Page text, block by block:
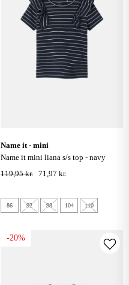
name it - mini
name it mini liana s/s top - navy
blazer
119,95 kr. 71,97 kr.
86 92 98 104 110
-20%